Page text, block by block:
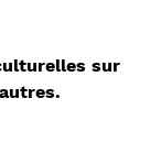
sur